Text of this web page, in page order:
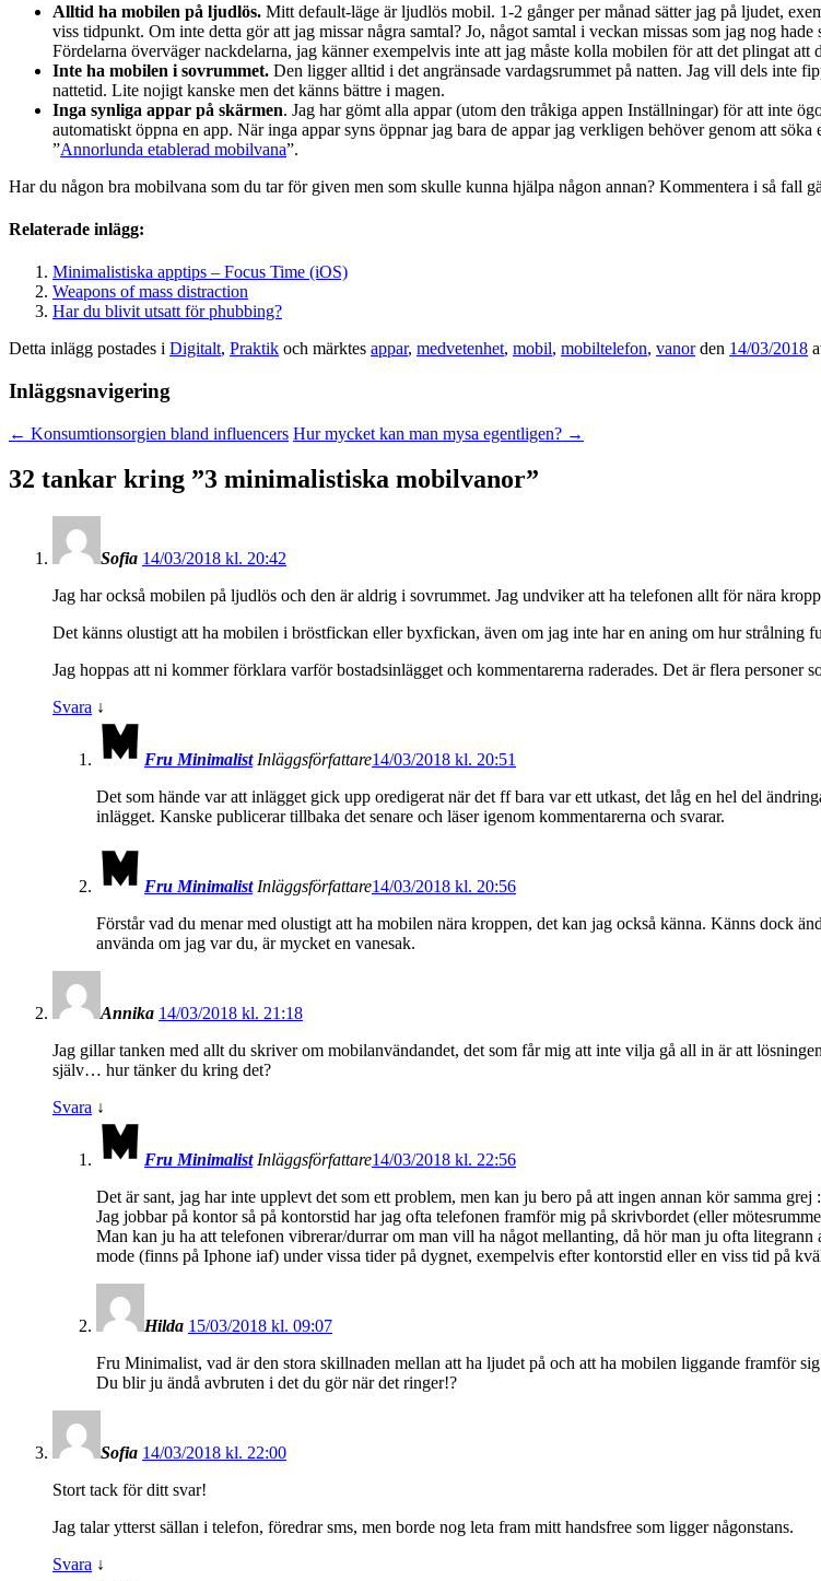
Alltid ha mobilen på ljudlös. Mitt default-läge är ljudlös mobil. 1-2 gånger per månad sätter jag på ljudet,
viss tidpunkt. Om inte detta gör att jag missar några samtal? Jo, något samtal i veckan missas som jag nog
Fördelarna överväger nackdelarna, jag känner exempelvis inte att jag måste kolla mobilen för att det plingat
Inte ha mobilen i sovrummet. Den ligger alltid i det angränsade vardagsrummet på natten. Jag vill dels inte
nattetid. Lite nojigt kanske men det känns bättre i magen.
Inga synliga appar på skärmen. Jag har gömt alla appar (utom den tråkiga appen Inställningar) för att inte
automatiskt öppna en app. När inga appar syns öppnar jag bara de appar jag verkligen behöver genom att
”Annorlunda etablerad mobilvana”.
Har du någon bra mobilvana som du tar för given men som skulle kunna hjälpa någon annan? Kommentera i så fall
Relaterade inlägg:
Minimalistiska apptips – Focus Time (iOS)
Weapons of mass distraction
Har du blivit utsatt för phubbing?
Detta inlägg postades i Digitalt, Praktik och märktes appar, medvetenhet, mobil, mobiltelefon, vanorden 14/03/2018
Inläggsnavigering
← Konsumtionsorgien bland influencers Hur mycket kan man mysa egentligen? →
32 tankar kring ”3 minimalistiska mobilvanor”
Sofia 14/03/2018 kl. 20:42
Jag har också mobilen på ljudlös och den är aldrig i sovrummet. Jag undviker att ha telefonen allt för nära
Det känns olustigt att ha mobilen i bröstfickan eller byxfickan, även om jag inte har en aning om hur
Jag hoppas att ni kommer förklara varför bostadsinlägget och kommentarerna raderades. Det är flera personer
Svara ↓
Fru Minimalist Inläggsförfattare14/03/2018 kl. 20:51
Det som hände var att inlägget gick upp oredigerat när det ff bara var ett utkast, det låg en hel del
inlägget. Kanske publicerar tillbaka det senare och läser igenom kommentarerna och svarar.
Fru Minimalist Inläggsförfattare14/03/2018 kl. 20:56
Förstår vad du menar med olustigt att ha mobilen nära kroppen, det kan jag också känna. Känns dock
använda om jag var du, är mycket en vanesak.
Annika 14/03/2018 kl. 21:18
Jag gillar tanken med allt du skriver om mobilanvändandet, det som får mig att inte vilja gå all in är att
själv… hur tänker du kring det?
Svara ↓
Fru Minimalist Inläggsförfattare14/03/2018 kl. 22:56
Det är sant, jag har inte upplevt det som ett problem, men kan ju bero på att ingen annan kör samma grej
Jag jobbar på kontor så på kontorstid har jag ofta telefonen framför mig på skrivbordet (eller
Man kan ju ha att telefonen vibrerar/durrar om man vill ha något mellanting, då hör man ju ofta
mode (finns på Iphone iaf) under vissa tider på dygnet, exempelvis efter kontorstid eller en viss tid på
Hilda 15/03/2018 kl. 09:07
Fru Minimalist, vad är den stora skillnaden mellan att ha ljudet på och att ha mobilen liggande framför
Du blir ju ändå avbruten i det du gör när det ringer!?
Sofia 14/03/2018 kl. 22:00
Stort tack för ditt svar!
Jag talar ytterst sällan i telefon, föredrar sms, men borde nog leta fram mitt handsfree som ligger någonstans.
Svara ↓